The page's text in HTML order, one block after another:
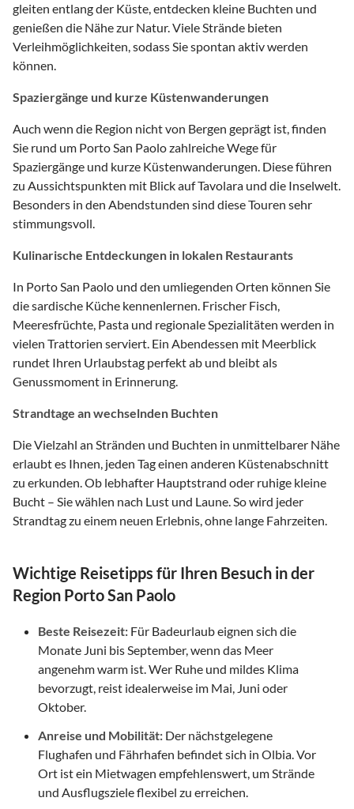
gleiten entlang der Küste, entdecken kleine Buchten und
genießen die Nähe zur Natur. Viele Strände bieten
Verleihmöglichkeiten, sodass Sie spontan aktiv werden
können.
Spaziergänge und kurze Küstenwanderungen
Auch wenn die Region nicht von Bergen geprägt ist, finden
Sie rund um Porto San Paolo zahlreiche Wege für
Spaziergänge und kurze Küstenwanderungen. Diese führen
zu Aussichtspunkten mit Blick auf Tavolara und die Inselwelt.
Besonders in den Abendstunden sind diese Touren sehr
stimmungsvoll.
Kulinarische Entdeckungen in lokalen Restaurants
In Porto San Paolo und den umliegenden Orten können Sie
die sardische Küche kennenlernen. Frischer Fisch,
Meeresfrüchte, Pasta und regionale Spezialitäten werden in
vielen Trattorien serviert. Ein Abendessen mit Meerblick
rundet Ihren Urlaubstag perfekt ab und bleibt als
Genussmoment in Erinnerung.
Strandtage an wechselnden Buchten
Die Vielzahl an Stränden und Buchten in unmittelbarer Nähe
erlaubt es Ihnen, jeden Tag einen anderen Küstenabschnitt
zu erkunden. Ob lebhafter Hauptstrand oder ruhige kleine
Bucht – Sie wählen nach Lust und Laune. So wird jeder
Strandtag zu einem neuen Erlebnis, ohne lange Fahrzeiten.
Wichtige Reisetipps für Ihren Besuch in der
Region Porto San Paolo
Beste Reisezeit: Für Badeurlaub eignen sich die
Monate Juni bis September, wenn das Meer
angenehm warm ist. Wer Ruhe und mildes Klima
bevorzugt, reist idealerweise im Mai, Juni oder
Oktober.
Anreise und Mobilität: Der nächstgelegene
Flughafen und Fährhafen befindet sich in Olbia. Vor
Ort ist ein Mietwagen empfehlenswert, um Strände
und Ausflugsziele flexibel zu erreichen.